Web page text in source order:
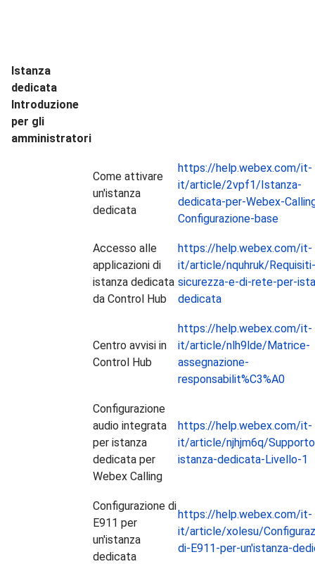
Istanza
dedicata
Introduzione
per gli
amministratori
Come attivare
un'istanza
dedicata
https://help.webex.com/it-
it/article/2vpf1/Istanza-
dedicata-per-Webex-
Configurazione-base
Accesso alle
applicazioni di
istanza dedicata
da Control Hub
https://help.webex.com/it-
it/article/nquhruk/
sicurezza-e-di-rete-per-
dedicata
Centro avvisi in
Control Hub
https://help.webex.com/it-
it/article/nlh9lde/Matrice-
assegnazione-
responsabilit%C3%A0
Configurazione
audio integrata
per istanza
dedicata per
Webex Calling
https://help.webex.com/it-
it/article/njhjm6q/
istanza-dedicata-Livello-1
Configurazione di
E911 per
un'istanza
dedicata
https://help.webex.com/it-
it/article/xolesu/
di-E911-per-un'istanza-